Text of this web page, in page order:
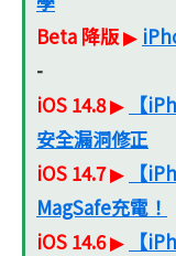
Beta 降版▶
-
iOS 14.8▶
【
安全漏洞修正
iOS 14.7▶
【
MagSafe充電！
iOS 14.6▶ 【